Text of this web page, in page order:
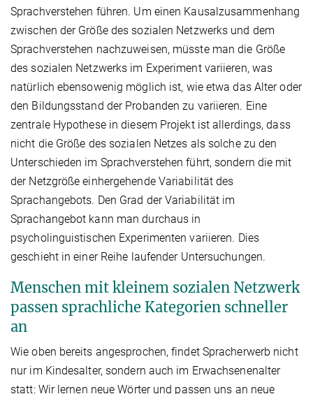
Sprachverstehen führen. Um einen Kausalzusammenhang
zwischen der Größe des sozialen Netzwerks und dem
Sprachverstehen nachzuweisen, müsste man die Größe
des sozialen Netzwerks im Experiment variieren, was
natürlich ebensowenig möglich ist, wie etwa das Alter oder
den Bildungsstand der Probanden zu variieren. Eine
zentrale Hypothese in diesem Projekt ist allerdings, dass
nicht die Größe des sozialen Netzes als solche zu den
Unterschieden im Sprachverstehen führt, sondern die mit
der Netzgröße einhergehende Variabilität des
Sprachangebots. Den Grad der Variabilität im
Sprachangebot kann man durchaus in
psycholinguistischen Experimenten variieren. Dies
geschieht in einer Reihe laufender Untersuchungen.
Menschen mit kleinem sozialen Netzwerk
passen sprachliche Kategorien schneller
an
Wie oben bereits angesprochen, findet Spracherwerb nicht
nur im Kindesalter, sondern auch im Erwachsenenalter
statt: Wir lernen neue Wörter und passen uns an neue